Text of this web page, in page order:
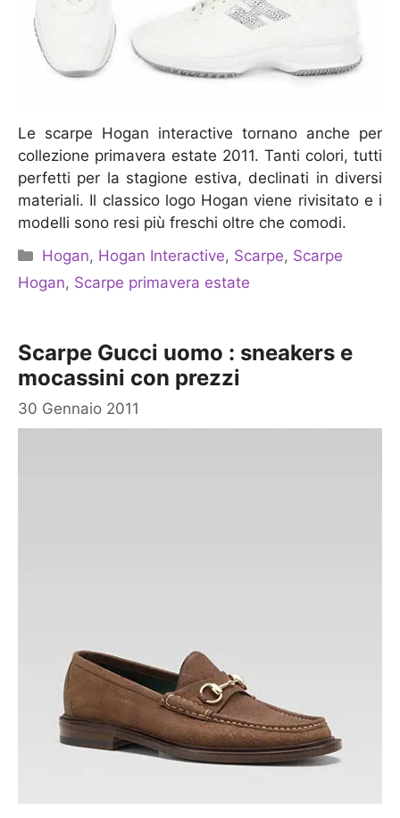
Le scarpe Hogan interactive tornano anche per
collezione primavera estate 2011. Tanti colori, tutti
perfetti per la stagione estiva, declinati in diversi
materiali. Il classico logo Hogan viene rivisitato e i
modelli sono resi più freschi oltre che comodi.
Categorie
Hogan, Hogan Interactive, Scarpe, Scarpe
Hogan, Scarpe primavera estate
Scarpe Gucci uomo : sneakers e
mocassini con prezzi
30 Gennaio 2011